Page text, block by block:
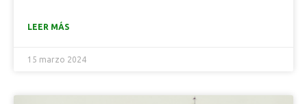
LEER MÁS
15 marzo 2024